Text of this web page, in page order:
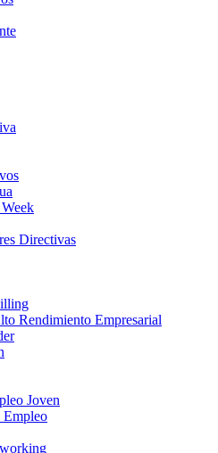
Directivas
Rendimiento Empresarial
Joven
Empleo